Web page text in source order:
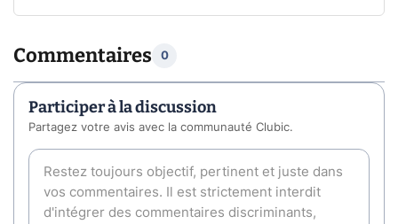
Commentaires 0
Participer à la discussion
Partagez votre avis avec la communauté Clubic.